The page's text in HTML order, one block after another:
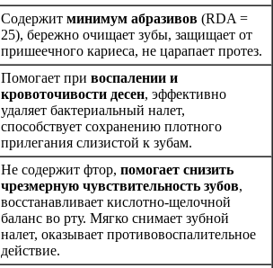
Содержит минимум абразивов (RDA =
25), бережно очищает зубы, защищает от
пришеечного кариеса, не царапает протез.
Помогает при воспалении и
кровоточивости десен, эффективно
удаляет бактериальный налет,
способствует сохранению плотного
прилегания слизистой к зубам.
Не содержит фтор, помогает снизить
чрезмерную чувствительность зубов,
восстанавливает кислотно-щелочной
баланс во рту. Мягко снимает зубной
налет, оказывает противовоспалительное
действие.